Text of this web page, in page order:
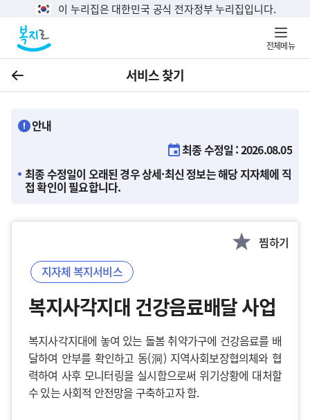
이 누리집은 대한민국 공식 전자정부 누리집입니다.
전체메뉴
이전 서비스 찾기
안내
최종 수정일 : 2026.08.05
최종 수정일이 오래된 경우 상세·최신 정보는 해당 지자체에 직
접 확인이 필요합니다.
찜하기
지자체 복지서비스
복지사각지대 건강음료배달 사업
복지사각지대에 놓여 있는 돌봄 취약가구에 건강음료를 배
달하여 안부를 확인하고 동(洞) 지역사회보장협의체와 협
력하여 사후 모니터링을 실시함으로써 위기상황에 대처할
수 있는 사회적 안전망을 구축하고자 함.